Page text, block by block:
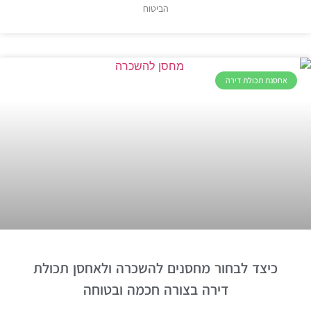
הביטוח
אחסנת תכולת דירה
כיצד לבחור מחסנים להשכרה ולאחסן תכולת
דירה בצורה חכמה ובטוחה